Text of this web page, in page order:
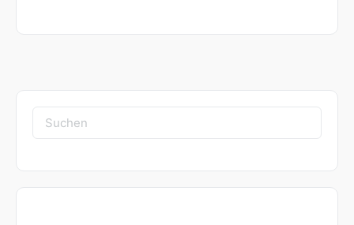
Suchen
nach: